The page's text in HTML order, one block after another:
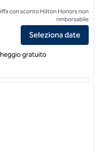
Suites by Hilton Denver South
con sconto Hilton Honors non
rimborsabile
Seleziona date
gratuito